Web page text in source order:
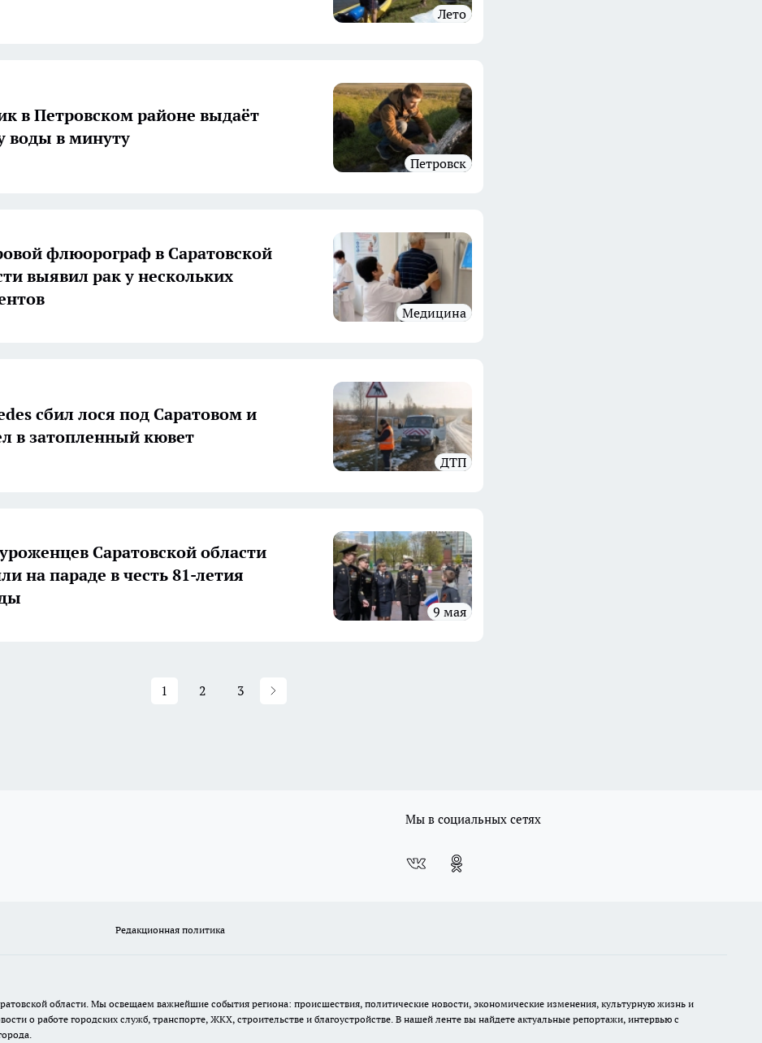
Лето
в Петровском районе выдаёт
воды в минуту
Петровск
флюорограф в Саратовской
выявил рак у нескольких
Медицина
сбил лося под Саратовом и
в затопленный кювет
ДТП
Саратовской области
на параде в честь 81-летия
9 мая
1 2 3
Мы в социальных сетях
Редакционная политика
области. Мы освещаем важнейшие события региона: происшествия, политические новости, экономические изменения, культурную жизнь и
о работе городских служб, транспорте, ЖКХ, строительстве и благоустройстве. В нашей ленте вы найдете актуальные репортажи, интервью с